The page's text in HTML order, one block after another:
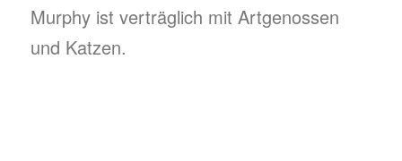
Murphy ist verträglich mit Artgenossen
und Katzen.